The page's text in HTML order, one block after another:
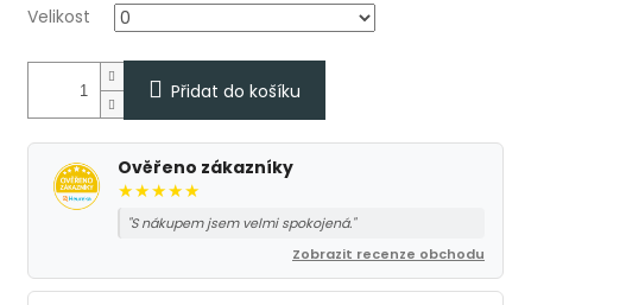
Velikost
Přidat do košíku
Ověřeno zákazníky
★★★★★
"S nákupem jsem velmi spokojená."
Zobrazit recenze obchodu